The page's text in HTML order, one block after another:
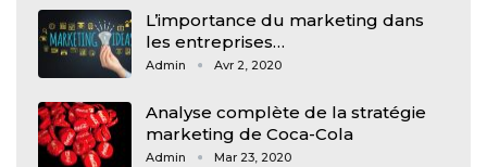
L’importance du marketing dans
les entreprises…
Admin Avr 2, 2020
Analyse complète de la stratégie
marketing de Coca-Cola
Admin Mar 23, 2020